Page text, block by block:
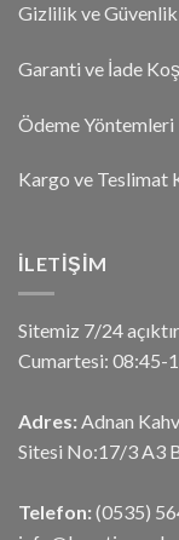
Gizlilik ve Güvenlik
Garanti ve İade
Ödeme Yöntemleri
Kargo ve Teslimat
İLETIŞIM
Sitemiz 7/24
Cumartesi: 08:45-
Adres: Adnan
Sitesi No:17/3 A3
Telefon: (0535)